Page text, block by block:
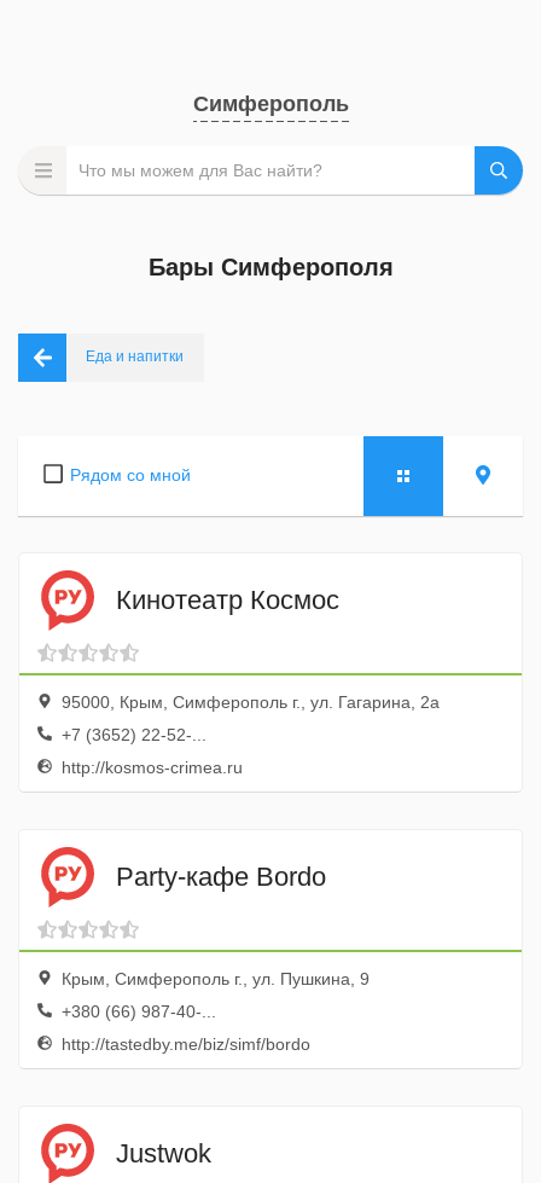
Симферополь
Бары Симферополя
Еда и напитки
Рядом со мной
Кинотеатр Космос
95000, Крым, Симферополь г., ул. Гагарина, 2а
+7 (3652) 22-52-...
http://kosmos-crimea.ru
Party-кафе Bordo
Крым, Симферополь г., ул. Пушкина, 9
+380 (66) 987-40-...
http://tastedby.me/biz/simf/bordo
Justwok